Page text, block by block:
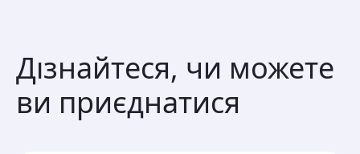
Дізнайтеся, чи можете
ви приєднатися